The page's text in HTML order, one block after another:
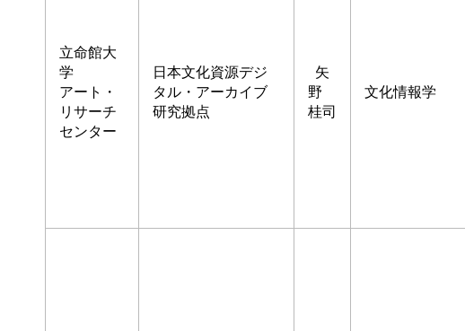
立命館大
学
アート・
リサーチ
センター
日本文化資源デジ
タル・アーカイブ
研究拠点
矢
野
桂司
文化情報学